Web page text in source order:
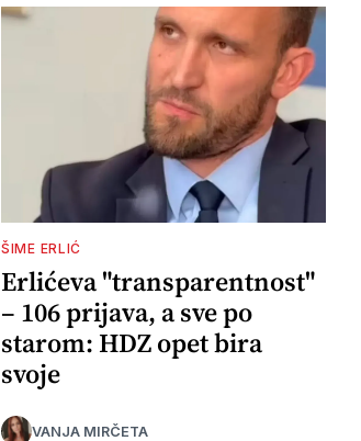
ŠIME ERLIĆ
Erlićeva "transparentnost"
– 106 prijava, a sve po
starom: HDZ opet bira
svoje
VANJA MIRČETA